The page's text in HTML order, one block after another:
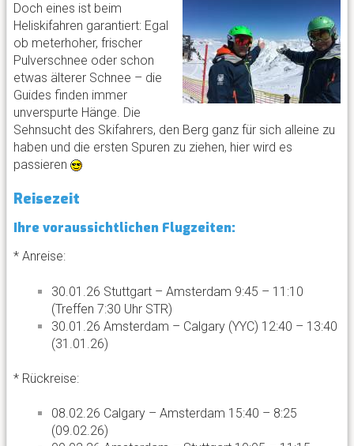
Doch eines ist beim
Heliskifahren garantiert: Egal
ob meterhoher, frischer
Pulverschnee oder schon
etwas älterer Schnee – die
Guides finden immer
unverspurte Hänge. Die
Sehnsucht des Skifahrers, den Berg ganz für sich alleine zu
haben und die ersten Spuren zu ziehen, hier wird es
passieren
Reisezeit
Ihre voraussichtlichen Flugzeiten:
* Anreise:
30.01.26 Stuttgart – Amsterdam 9:45 – 11:10
(Treffen 7:30 Uhr STR)
30.01.26 Amsterdam – Calgary (YYC) 12:40 – 13:40
(31.01.26)
* Rückreise:
08.02.26 Calgary – Amsterdam 15:40 – 8:25
(09.02.26)